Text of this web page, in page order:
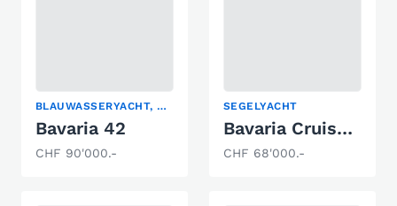
BLAUWASSERYACHT, SEGELYACHT
Bavaria 42
CHF 90'000.-
SEGELYACHT
Bavaria Cruiser 32
CHF 68'000.-